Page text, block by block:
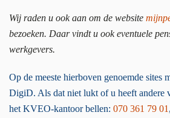
Wij raden u ook aan om de website
bezoeken. Daar vindt u ook eventuele
werkgevers.
Op de meeste hierboven genoemde sites
DigiD. Als dat niet lukt of u heeft andere
het KVEO-kantoor bellen: 070 361 79 01